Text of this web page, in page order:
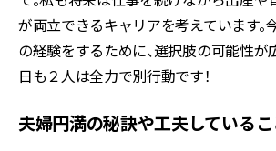
が両立できるキャリアを考えています。
の経験をするために、選択肢の可能性
日も２人は全力で別行動です！
夫婦円満の秘訣や工夫しているこ